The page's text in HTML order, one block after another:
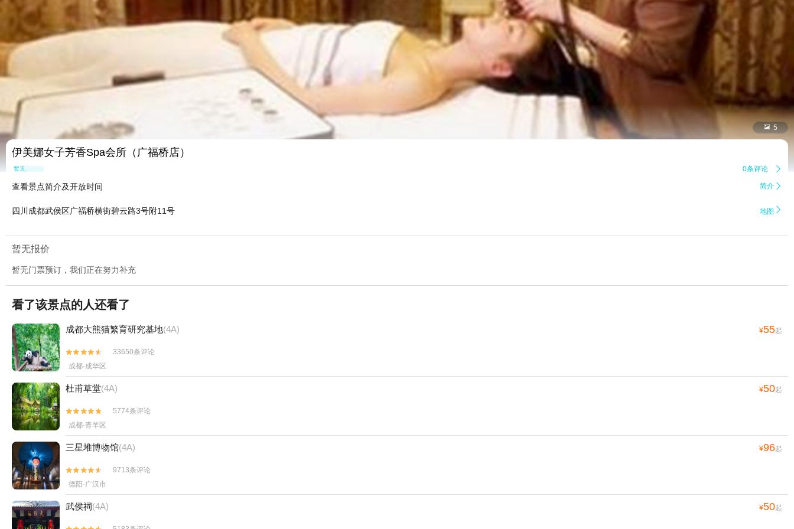
 5
伊美娜女子芳香Spa会所（广福桥店）
暂无点评 0条评论 
查看景点简介及开放时间 简介 
四川成都武侯区广福桥横街碧云路3号附11号 地图 
暂无报价
暂无门票预订，我们正在努力补充
看了该景点的人还看了
成都大熊猫繁育研究基地(4A) ¥55起


33650条评论
成都·成华区
杜甫草堂(4A) ¥50起


5774条评论
成都·青羊区
三星堆博物馆(4A) ¥96起


9713条评论
德阳·广汉市
武侯祠(4A) ¥50起